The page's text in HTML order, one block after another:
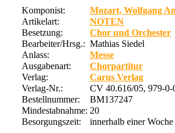
Komponist:
Mozart, Wolfgang
Artikelart:
NOTEN
Besetzung:
Chor und Orchester
Bearbeiter/Hrsg.: Mathias Siedel
Anlass:
Messe
Ausgabenart:
Chorpartitur
Verlag:
Carus Verlag
Verlag-Nr.:
CV 40.616/05, 979-0-
Bestellnummer:
BM137247
Mindestabnahme: 20
Besorgungszeit:
innerhalb einer Woche